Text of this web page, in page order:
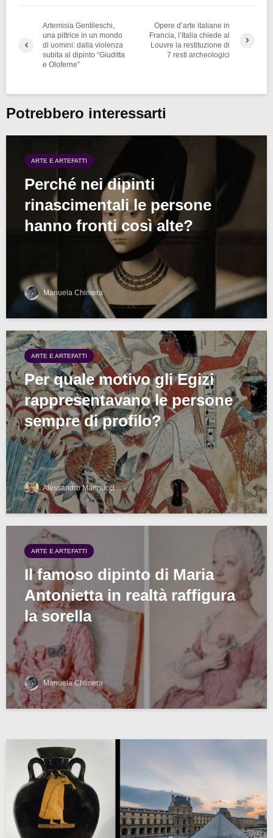
Artemisia Gentileschi,
una pittrice in un mondo
di uomini: dalla violenza
subita al dipinto “Giuditta
e Oloferne”
Opere d’arte italiane in
Francia, l’Italia chiede al
Louvre la restituzione di
7 resti archeologici
Potrebbero interessarti
ARTE E ARTEFATTI
Perché nei dipinti
rinascimentali le persone
hanno fronti così alte?
Manuela Chimera
ARTE E ARTEFATTI
Per quale motivo gli Egizi
rappresentavano le persone
sempre di profilo?
Alessandro Marinucci
ARTE E ARTEFATTI
Il famoso dipinto di Maria
Antonietta in realtà raffigura
la sorella
Manuela Chimera